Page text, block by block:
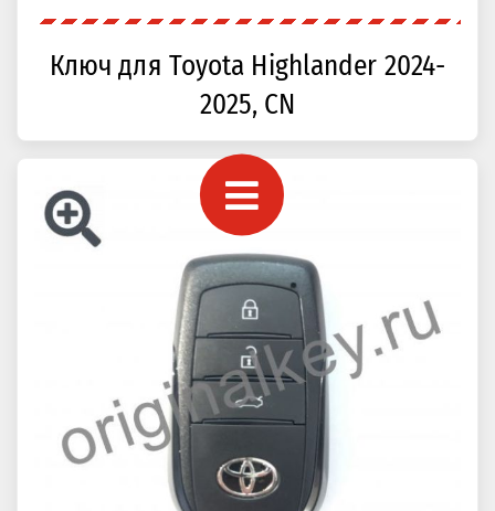
Ключ для Toyota Highlander 2024-
2025, CN